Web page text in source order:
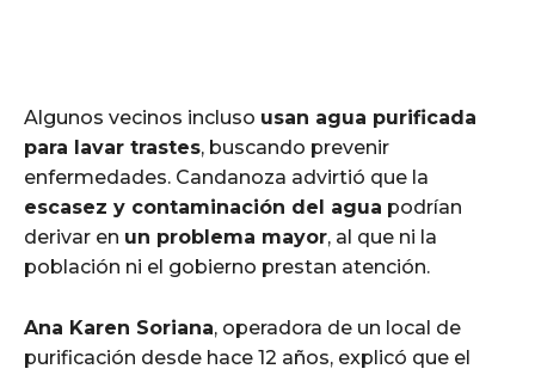
Algunos vecinos incluso usan agua purificada
para lavar trastes, buscando prevenir
enfermedades. Candanoza advirtió que la
escasez y contaminación del agua podrían
derivar en un problema mayor, al que ni la
población ni el gobierno prestan atención.
Ana Karen Soriana, operadora de un local de
purificación desde hace 12 años, explicó que el